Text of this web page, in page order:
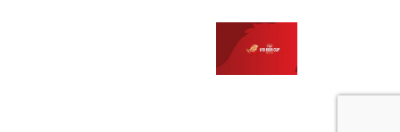
grup